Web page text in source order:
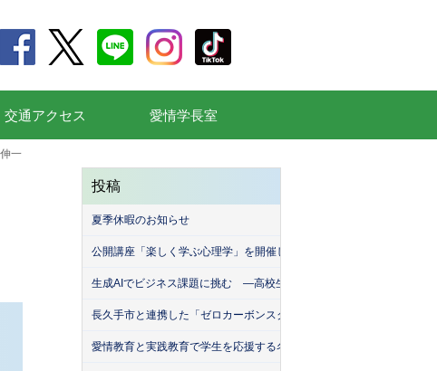
交通アクセス 愛情学長室
一
投稿
夏季休暇のお知らせ
公開講座「楽しく学ぶ心理学」を開催しました
生成AIでビジネス課題に挑む ―高校生が挑んだ「堀商店」との生成
長久手市と連携した「ゼロカーボンスクール」を開催しました！
愛情教育と実践教育で学生を応援する名古屋産業大学（MEISAN）